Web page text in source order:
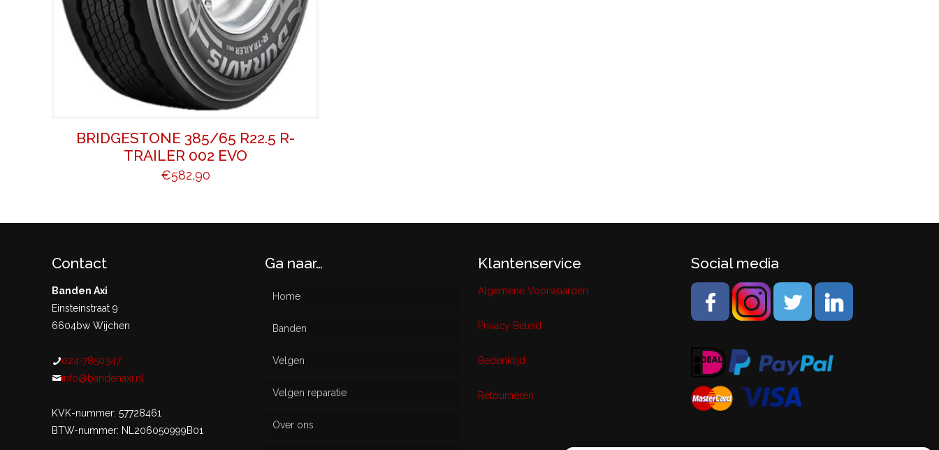
BRIDGESTONE 385/65 R22.5 R-
TRAILER 002 EVO
€582,90
Contact
Banden Axi
Einsteinstraat 9
6604bw Wijchen
024-7850347
info@bandenaxi.nl
KVK-nummer: 57728461
BTW-nummer: NL206050999B01
Ga naar…
Home
Banden
Nieuw
Gebruikt
Velgen
Velgen reparatie
Over ons
Klantenservice
Algemene Voorwaarden
Privacy Beleid
Bedenktijd
Retourneren
Social media